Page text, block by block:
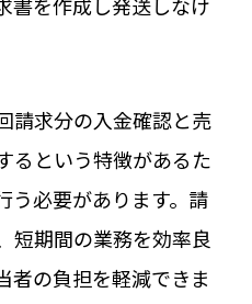
請求分の入金確認と売
るという特徴があるた
う必要があります。請
短期間の業務を効率良
者の負担を軽減できま